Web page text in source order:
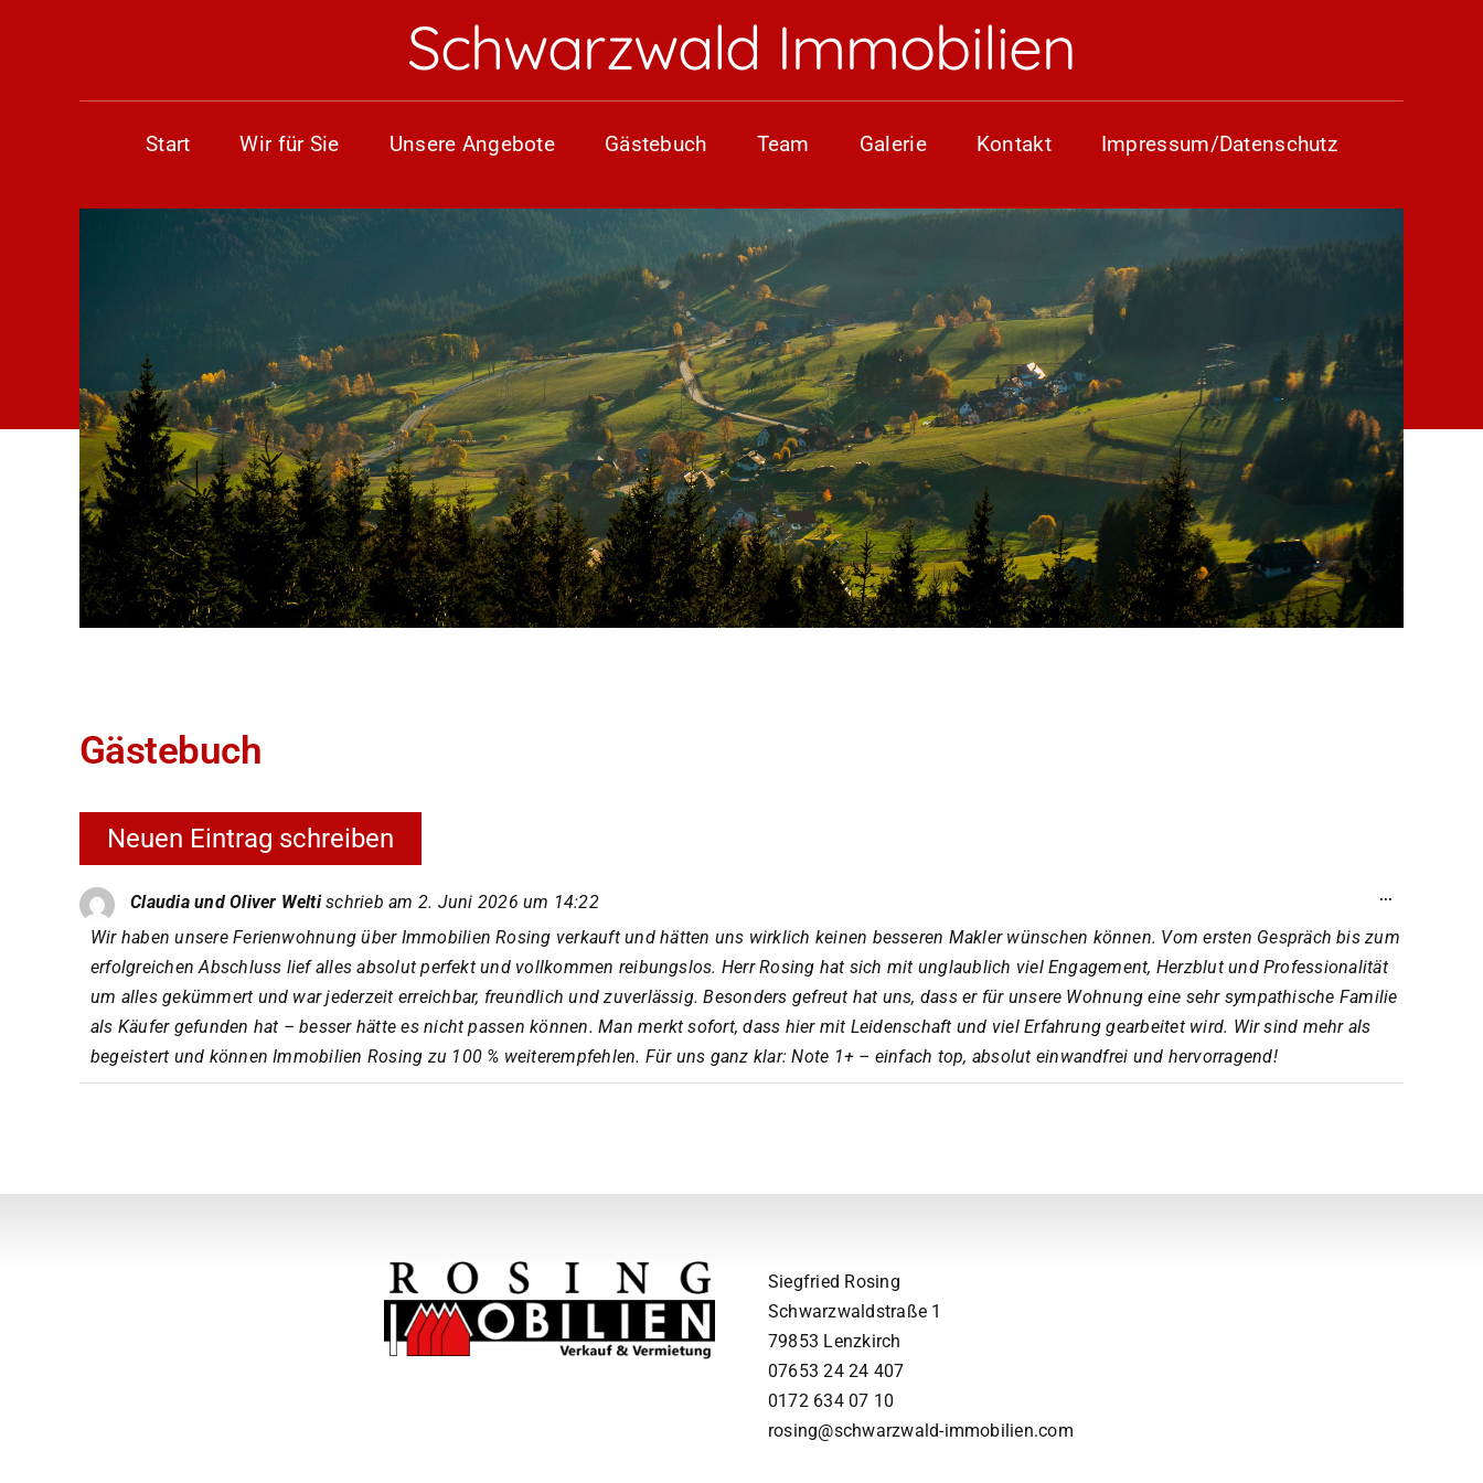
Schwarzwald Immobilien
Start Wir für Sie Unsere Angebote Gästebuch Team Galerie Kontakt Impressum/Datenschutz
Gästebuch
Claudia und Oliver Welti schrieb am 2. Juni 2026 um 14:22
Wir haben unsere Ferienwohnung über Immobilien Rosing verkauft und hätten uns wirklich keinen besseren Makler wünschen können. Vom ersten Gespräch bis zum
erfolgreichen Abschluss lief alles absolut perfekt und vollkommen reibungslos. Herr Rosing hat sich mit unglaublich viel Engagement, Herzblut und Professionalität
um alles gekümmert und war jederzeit erreichbar, freundlich und zuverlässig. Besonders gefreut hat uns, dass er für unsere Wohnung eine sehr sympathische Familie
als Käufer gefunden hat – besser hätte es nicht passen können. Man merkt sofort, dass hier mit Leidenschaft und viel Erfahrung gearbeitet wird. Wir sind mehr als
begeistert und können Immobilien Rosing zu 100 % weiterempfehlen. Für uns ganz klar: Note 1+ – einfach top, absolut einwandfrei und hervorragend!
...
Siegfried Rosing
Schwarzwaldstraße 1
79853 Lenzkirch
07653 24 24 407
0172 634 07 10
rosing@schwarzwald-immobilien.com